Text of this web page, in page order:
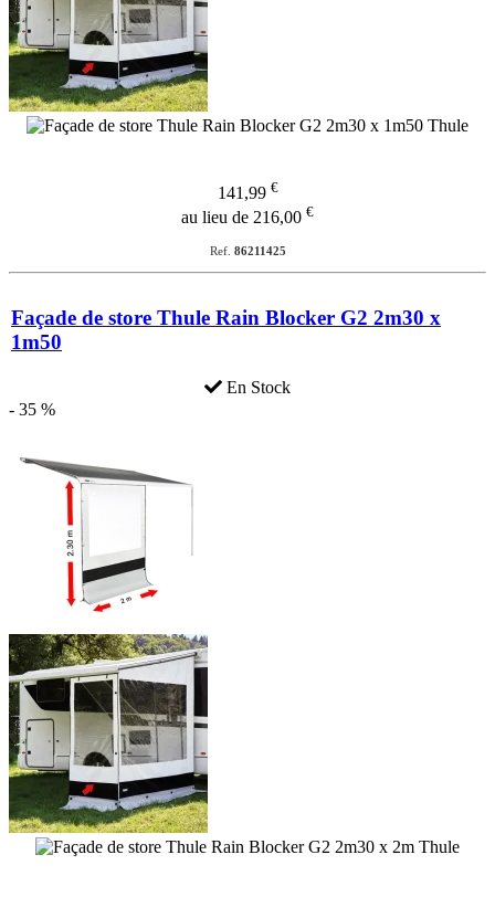
141,99 €
au lieu de 216,00 €
Ref. 86211425
Façade de store Thule Rain Blocker G2 2m30 x
1m50
En Stock
- 35 %